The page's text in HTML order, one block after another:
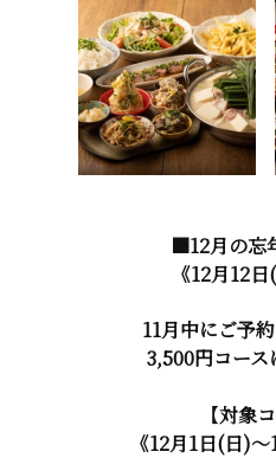
■12月の忘
《12月12
11月中にご予
3,500円コース
【対象
《12月1日(日)